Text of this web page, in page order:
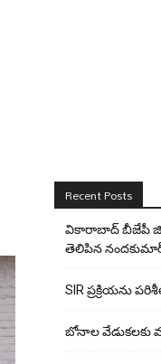
Recent Posts
వికారాబాద్ బీజేపీ
తెలిపిన
SIR ప్రక్రియను
బోనాల వేడుకలకు